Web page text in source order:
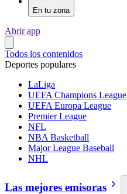
En tu zona
Abrir app
Todos los contenidos
Deportes populares
LaLiga
UEFA Champions League
UEFA Europa League
Premier League
NFL
NBA Basketball
Major League Baseball
NHL
Las mejores emisoras